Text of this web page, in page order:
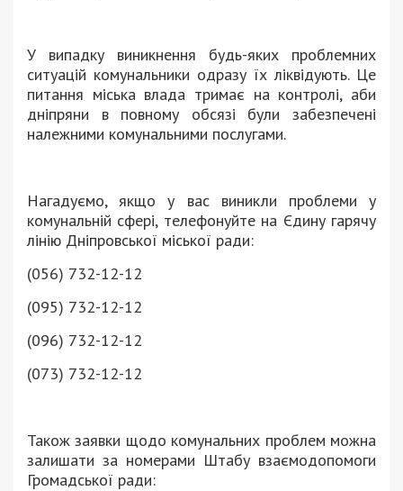
У випадку виникнення будь-яких проблемних
ситуацій комунальники одразу їх ліквідують. Це
питання міська влада тримає на контролі, аби
дніпряни в повному обсязі були забезпечені
належними комунальними послугами.
Нагадуємо, якщо у вас виникли проблеми у
комунальній сфері, телефонуйте на Єдину гарячу
лінію Дніпровської міської ради:
(056) 732-12-12
(095) 732-12-12
(096) 732-12-12
(073) 732-12-12
Також заявки щодо комунальних проблем можна
залишати за номерами Штабу взаємодопомоги
Громадської ради: